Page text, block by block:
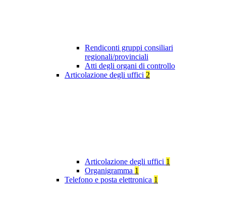
Rendiconti gruppi consiliari
regionali/provinciali
Atti degli organi di controllo
Articolazione degli uffici 2
Articolazione degli uffici 1
Organigramma 1
Telefono e posta elettronica 1